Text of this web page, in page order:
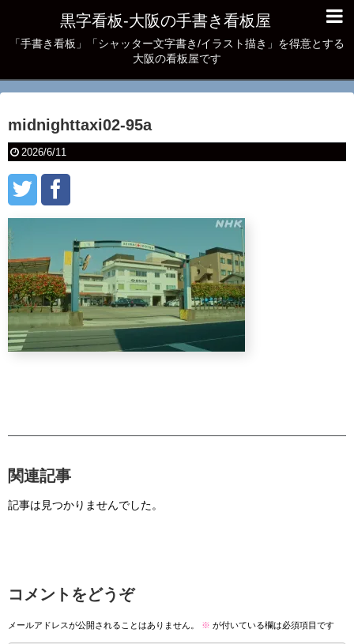
黒字看板‐大阪の手書き看板屋
「手書き看板」「シャッター文字書き/イラスト描き」を得意とする
大阪の看板屋です
midnighttaxi02-95a
2026/6/11
関連記事
記事は見つかりませんでした。
コメントをどうぞ
メールアドレスが公開されることはありません。 ※ が付いている欄は必須項目です